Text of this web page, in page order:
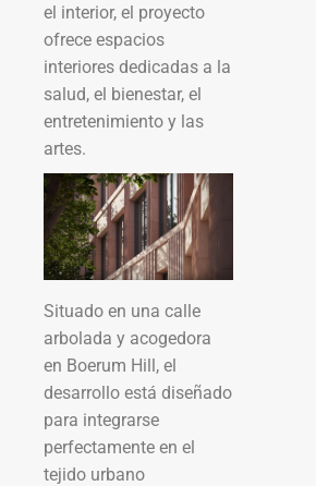
el interior, el proyecto
ofrece espacios
interiores dedicadas a la
salud, el bienestar, el
entretenimiento y las
artes.
Situado en una calle
arbolada y acogedora
en Boerum Hill, el
desarrollo está diseñado
para integrarse
perfectamente en el
tejido urbano